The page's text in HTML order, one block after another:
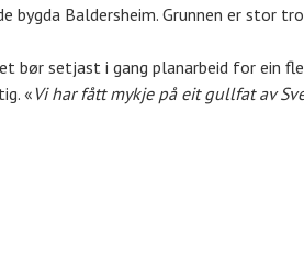
Baldersheim. Grunnen er stor
bør setjast i gang planarbeid for ein
«Vi har fått mykje på eit gullfat av